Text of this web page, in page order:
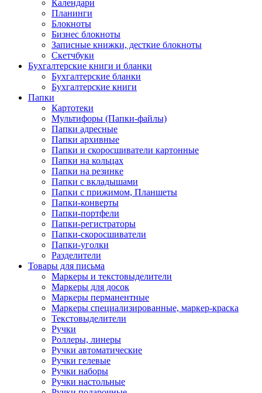
Календари
Планинги
Блокноты
Бизнес блокноты
Записные книжки, десткие блокноты
Скетчбуки
Бухгалтерские книги и бланки
Бухгалтерские бланки
Бухгалтерские книги
Папки
Картотеки
Мультифоры (Папки-файлы)
Папки адресные
Папки архивные
Папки и скоросшиватели картонные
Папки на кольцах
Папки на резинке
Папки с вкладышами
Папки с прижимом, Планшеты
Папки-конверты
Папки-портфели
Папки-регистраторы
Папки-скоросшиватели
Папки-уголки
Разделители
Товары для письма
Маркеры и текстовыделители
Маркеры для досок
Маркеры перманентные
Маркеры специализированные, маркер-краска
Текстовыделители
Ручки
Роллеры, линеры
Ручки автоматические
Ручки гелевые
Ручки наборы
Ручки настольные